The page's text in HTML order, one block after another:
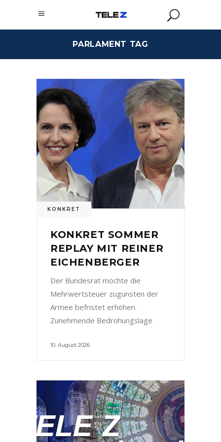
PARLAMENT TAG
KONKRET
KONKRET SOMMER
REPLAY MIT REINER
EICHENBERGER
Der Bundesrat möchte die
Mehrwertsteuer zugunsten der
Armee befristet erhöhen.
Zunehmende Bedrohungslage
10. August 2026